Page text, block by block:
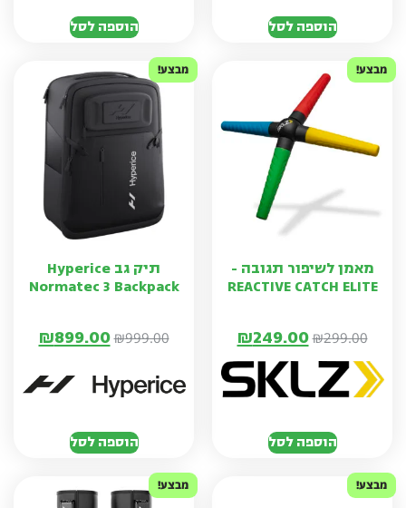
הוספה לסל הוספה לסל
מבצע!
מאמן לשיפור תגובה -
REACTIVE CATCH ELITE
₪299.00
₪249.00
הוספה לסל
מבצע!
תיק גב Hyperice
Normatec 3 Backpack
₪999.00
₪899.00
הוספה לסל
מבצע! מבצע!